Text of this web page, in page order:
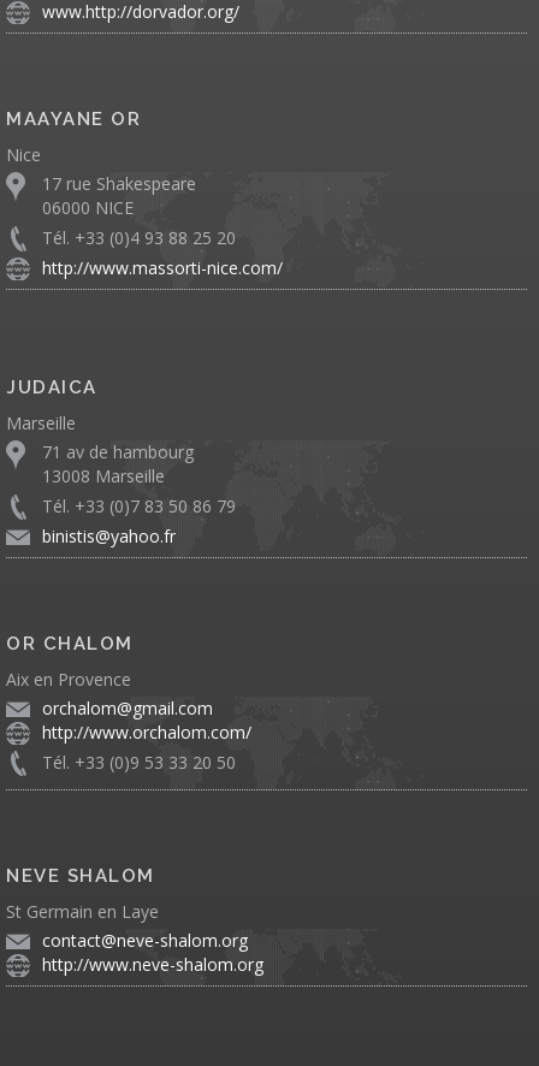
www.http://dorvador.org/
MAAYANE OR
Nice
17 rue Shakespeare
06000 NICE
Tél. +33 (0)4 93 88 25 20
http://www.massorti-nice.com/
JUDAICA
Marseille
71 av de hambourg
13008 Marseille
Tél. +33 (0)7 83 50 86 79
binistis@yahoo.fr
OR CHALOM
Aix en Provence
orchalom@gmail.com
http://www.orchalom.com/
Tél. +33 (0)9 53 33 20 50
NEVE SHALOM
St Germain en Laye
contact@neve-shalom.org
http://www.neve-shalom.org